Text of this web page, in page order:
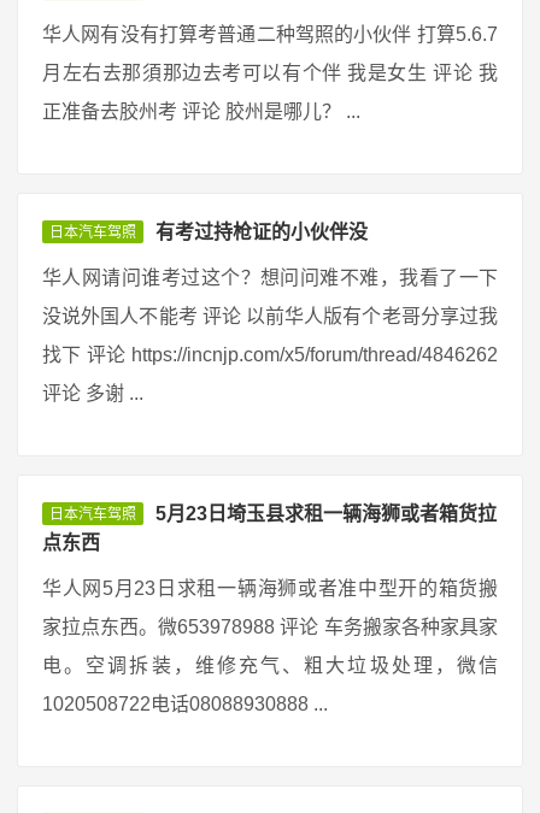
华人网有没有打算考普通二种驾照的小伙伴 打算5.6.7
月左右去那須那边去考可以有个伴 我是女生 评论 我
正准备去胶州考 评论 胶州是哪儿？ ...
日本汽车驾照 有考过持枪证的小伙伴没
华人网请问谁考过这个？想问问难不难，我看了一下
没说外国人不能考 评论 以前华人版有个老哥分享过我
找下 评论 https://incnjp.com/x5/forum/thread/4846262
评论 多谢 ...
日本汽车驾照
5月23日埼玉县求租一辆海狮或者箱货拉
点东西
华人网5月23日求租一辆海狮或者准中型开的箱货搬
家拉点东西。微653978988 评论 车务搬家各种家具家
电。空调拆装，维修充气、粗大垃圾处理，微信
1020508722电话08088930888 ...